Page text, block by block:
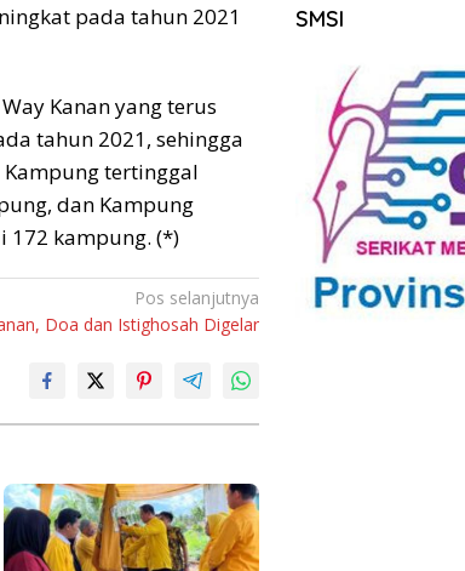
pada tahun 2021
Kanan yang terus
tahun 2021, sehingga
tertinggal
dan Kampung
172 kampung. (*)
Pos selanjutnya
Doa dan Istighosah Digelar
SMSI